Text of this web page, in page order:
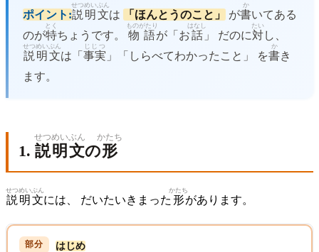
ポイント:説明
せつめい
文
ぶん
は 「ほんとうのこと」 が書
か
いてある
のが特
とく
ちょうです。 物語
ものがたり
が「お話
はなし
」 だのに対
たい
し、
説明
せつめい
文
ぶん
は「 事実
じじつ
」「しらべてわかったこと」 を書
か
き
ます。
1. 説明
せつめい
文
ぶん
の形
かたち
説明
せつめい
文
ぶん
には、 だいたいきまった 形
かたち
があります。
はじめ